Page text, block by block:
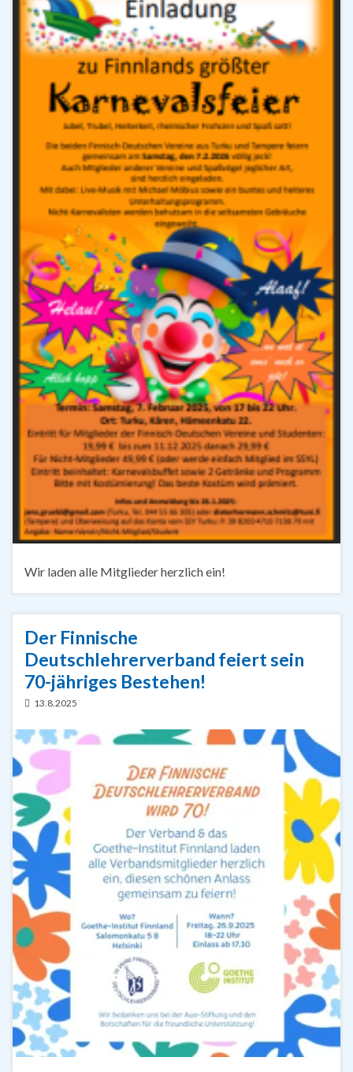
Wir laden alle Mitglieder herzlich ein!
Der Finnische
Deutschlehrerverband feiert sein
70-jähriges Bestehen!
13.8.2025